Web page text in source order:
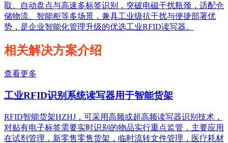
取、自动盘点与高速多标签识别，突破电磁干扰瓶颈，适配仓
储物流、智能柜等多场景，兼具工业级抗干扰与便捷部署优
势，是企业智能化管理升级的优选工业RFID读写器。
相关解决方案介绍
查看更多
工业RFID识别系统读写器用于智能货架
RFID智能货架HZHJ，可采用高频或超高频读写器识别技术，
对贴有电子标签需要实时识别的物品实行重点监管，主要应用
在试剂管理，新零售零售货架，临时流转文件管理，医疗耗材